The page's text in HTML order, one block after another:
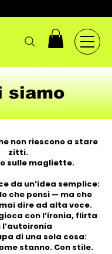
siamo
non riescono a stare
zitti.
sulle magliette.
da un’idea semplice:
che pensi — ma che
dire ad alta voce.
con l’ironia, flirta
l’autoironia
di una sola cosa:
stanno. Con stile.